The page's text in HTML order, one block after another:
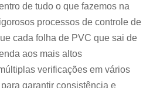
de tudo o que fazemos na
processos de controle de
cada folha de PVC que sai de
aos mais altos
verificações em vários
garantir consistência e